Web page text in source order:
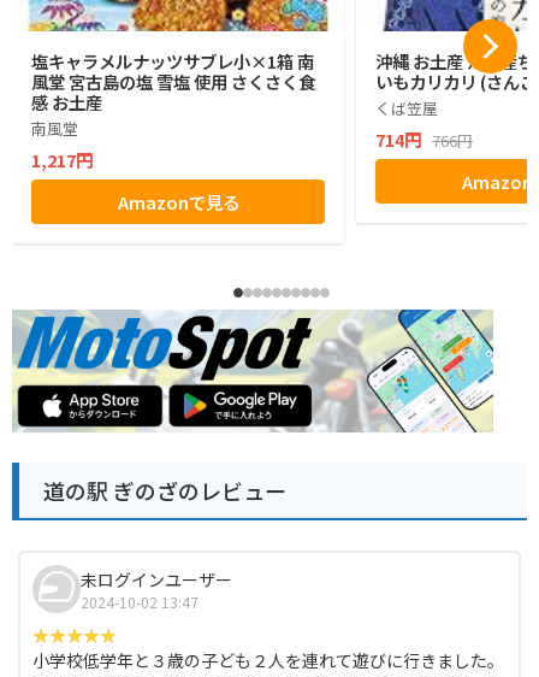
塩キャラメルナッツサブレ小×1箱 南
風堂 宮古島の塩 雪塩 使用 さくさく食
感 お土産
南風堂
1,217円
Amazonで見る
沖縄 お土産 沖縄産
いもカリカリ (さん
くば笠屋
714円 766円
Amazon
道の駅 ぎのざのレビュー
未ログインユーザー
2024-10-02 13:47
小学校低学年と３歳の子ども２人を連れて遊びに行きました。